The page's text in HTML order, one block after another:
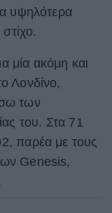
υψηλότερα
μία ακόμη και
Λονδίνο,
των
του. Στα 71
παρέα με τους
Genesis,